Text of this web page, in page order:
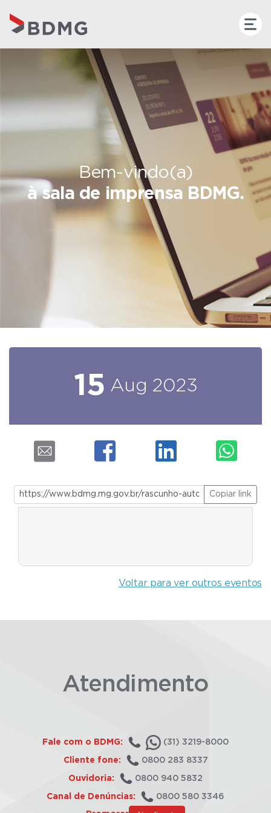
Bem-vindo(a)
à sala de imprensa BDMG.
15 Aug 2023
Copiar link
Voltar para ver outros eventos
Atendimento
Fale com o BDMG: (31) 3219-8000
Cliente fone: 0800 283 8337
Ouvidoria: 0800 940 5832
Canal de Denúncias: 0800 580 3346